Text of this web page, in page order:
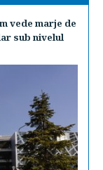
vede marje de
sub nivelul